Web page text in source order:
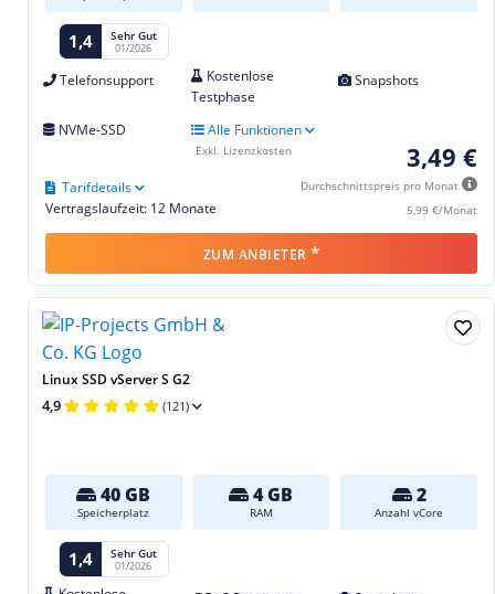
1,4 Sehr Gut
01/2026
Telefonsupport
Kostenlose
Testphase
Snapshots
NVMe-SSD Alle Funktionen
3,49 €
Durchschnittspreis pro Monat
5,99 €/Monat
Vertragslaufzeit: 12 Monate
Tarifdetails
Exkl. Lizenzkosten
ZUM ANBIETER *
Linux SSD vServer S G2
4,9 (121)
40 GB
Speicherplatz
4 GB
RAM
2
Anzahl vCore
1,4 Sehr Gut
01/2026